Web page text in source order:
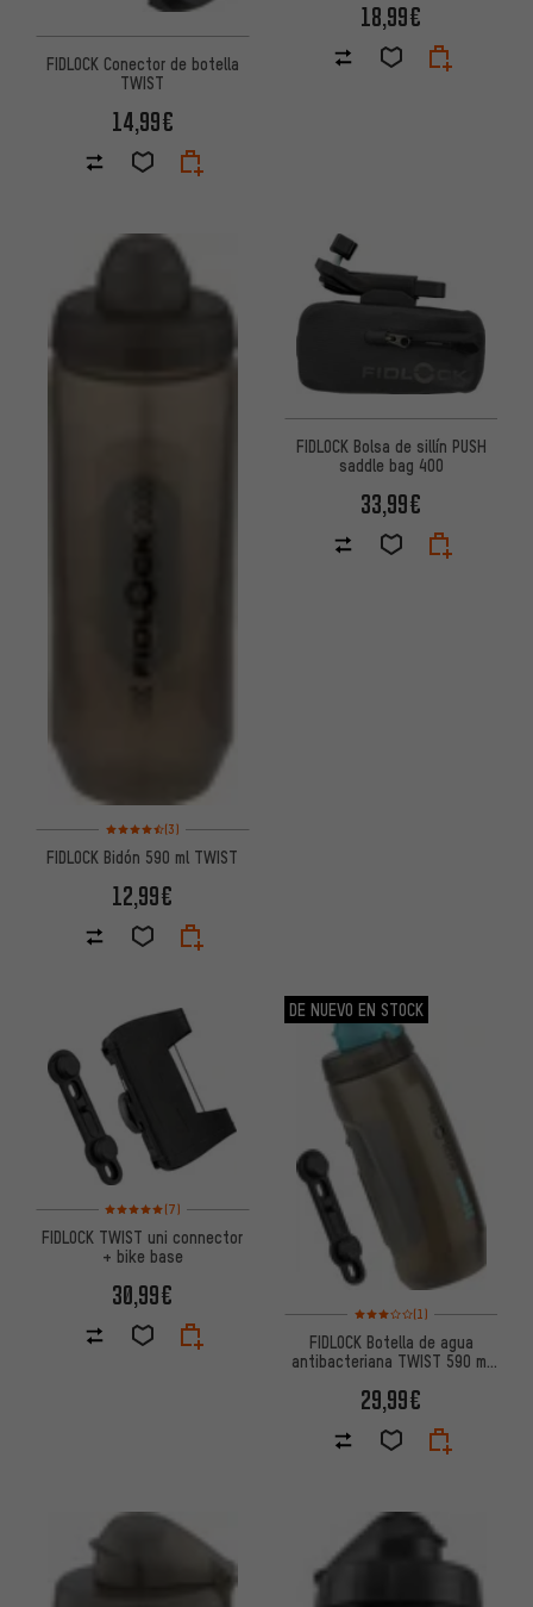
FIDLOCK Conector de botella
TWIST
14,99€
18,99€
Valoración media: 4,5 de 5 basada en 3 reseñas
(3)
FIDLOCK Bidón 590 ml TWIST
12,99€
FIDLOCK Bolsa de sillín PUSH
saddle bag 400
33,99€
Valoración media: 5 de 5 basada en 7 reseñas
(7)
FIDLOCK TWIST uni connector
+ bike base
30,99€
DE NUEVO EN STOCK
Valoración media: 3 de 5
(1)
FIDLOCK Botella de agua
antibacteriana TWIST 590 ml
para bicicleta
29,99€